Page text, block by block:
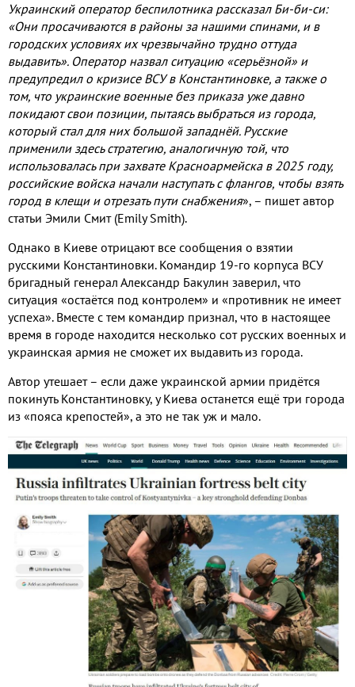
Украинский оператор беспилотника рассказал Би-би-си:
«Они просачиваются в районы за нашими спинами, и в
городских условиях их чрезвычайно трудно оттуда
выдавить». Оператор назвал ситуацию «серьёзной» и
предупредил о кризисе ВСУ в Константиновке, а также о
том, что украинские военные без приказа уже давно
покидают свои позиции, пытаясь выбраться из города,
который стал для них большой западнёй. Русские
применили здесь стратегию, аналогичную той, что
использовалась при захвате Красноармейска в 2025 году,
российские войска начали наступать с флангов, чтобы взять
город в клещи и отрезать пути снабжения», – пишет автор
статьи Эмили Смит (Emily Smith).
Однако в Киеве отрицают все сообщения о взятии
русскими Константиновки. Командир 19-го корпуса ВСУ
бригадный генерал Александр Бакулин заверил, что
ситуация «остаётся под контролем» и «противник не имеет
успеха». Вместе с тем командир признал, что в настоящее
время в городе находится несколько сот русских военных и
украинская армия не сможет их выдавить из города.
Автор утешает – если даже украинской армии придётся
покинуть Константиновку, у Киева останется ещё три города
из «пояса крепостей», а это не так уж и мало.